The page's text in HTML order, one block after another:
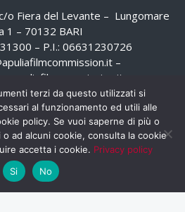
o Fiera del Levante – Lungomare
1 – 70132 BARI
– P.I.: 06631230726
–
terzi da questo utilizzati si
al funzionamento ed utili alle
policy. Se vuoi saperne di più o
ad alcuni cookie, consulta la cookie
accetta i cookie. Privacy policy
Si
No